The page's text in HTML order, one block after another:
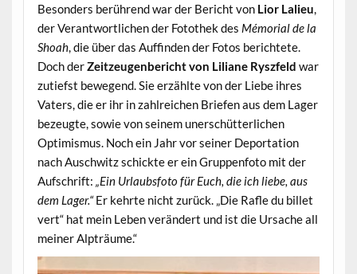
Besonders berührend war der Bericht von Lior Lalieu,
der Verantwortlichen der Fotothek des Mémorial de la
Shoah, die über das Auffinden der Fotos berichtete.
Doch derZeitzeugenbericht von Liliane Ryszfeld war
zutiefst bewegend. Sie erzählte von der Liebe ihres
Vaters, die er ihr in zahlreichen Briefen aus dem Lager
bezeugte, sowie von seinem unerschütterlichen
Optimismus. Noch ein Jahr vor seiner Deportation
nach Auschwitz schickte er ein Gruppenfoto mit der
Aufschrift: „Ein Urlaubsfoto für Euch, die ich liebe, aus
dem Lager.“Er kehrte nicht zurück. „Die Rafle du billet
vert“ hat mein Leben verändert und ist die Ursache all
meiner Alpträume.“